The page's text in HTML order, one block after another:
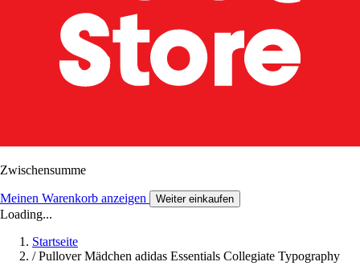
Zwischensumme
Meinen Warenkorb anzeigen Weiter einkaufen
Loading...
Startseite
/ Pullover Mädchen adidas Essentials Collegiate Typography